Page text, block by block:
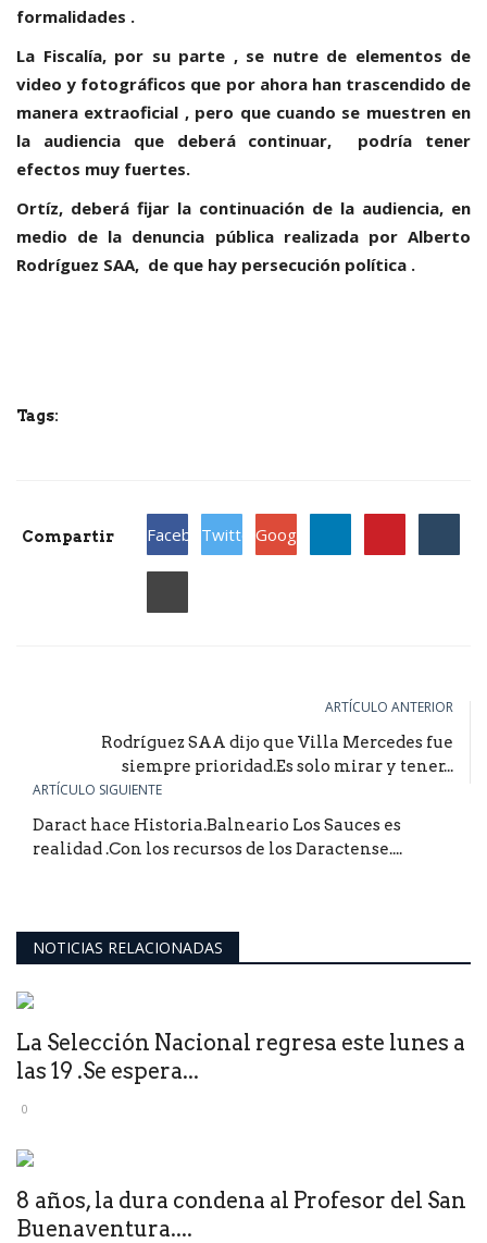
formalidades .
La Fiscalía, por su parte , se nutre de elementos de
video y fotográficos que por ahora han trascendido de
manera extraoficial , pero que cuando se muestren en
la audiencia que deberá continuar, podría tener
efectos muy fuertes.
Ortíz, deberá fijar la continuación de la audiencia, en
medio de la denuncia pública realizada por Alberto
Rodríguez SAA, de que hay persecución política .
Tags:
Compartir FacebookTwitterGoogle
ARTÍCULO ANTERIOR
Rodríguez SAA dijo que Villa Mercedes fue
siempre prioridad.Es solo mirar y tener...
ARTÍCULO SIGUIENTE
Daract hace Historia.Balneario Los Sauces es
realidad .Con los recursos de los Daractense....
NOTICIAS RELACIONADAS
La Selección Nacional regresa este lunes a
las 19 .Se espera...
0
8 años, la dura condena al Profesor del San
Buenaventura....